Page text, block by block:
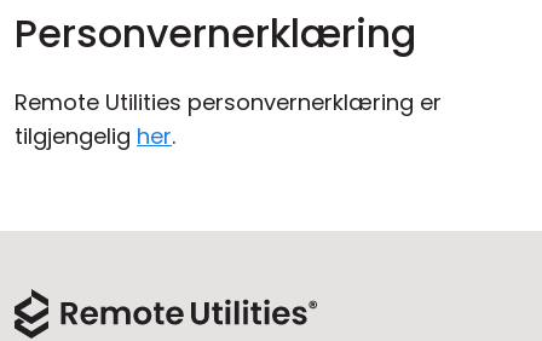
Personvernerklæring
Remote Utilities personvernerklæring er
tilgjengelig her.